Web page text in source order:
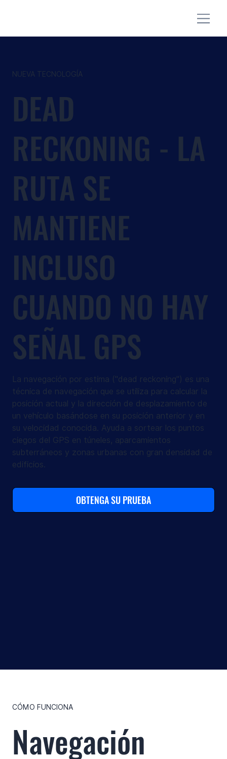
NUEVA TECNOLOGÍA
DEAD
RECKONING - LA
RUTA SE
MANTIENE
INCLUSO
CUANDO NO HAY
SEÑAL GPS
OBTENGA SU PRUEBA
La navegación por estima ("dead reckoning") es una
técnica de navegación que se utiliza para calcular la
posición actual y la dirección de desplazamiento de
un vehículo basándose en su posición anterior y en
su velocidad conocida. Ayuda a sortear los puntos
ciegos del GPS en túneles, aparcamientos
subterráneos y zonas urbanas con gran densidad de
edificios.
CÓMO FUNCIONA
Navegación